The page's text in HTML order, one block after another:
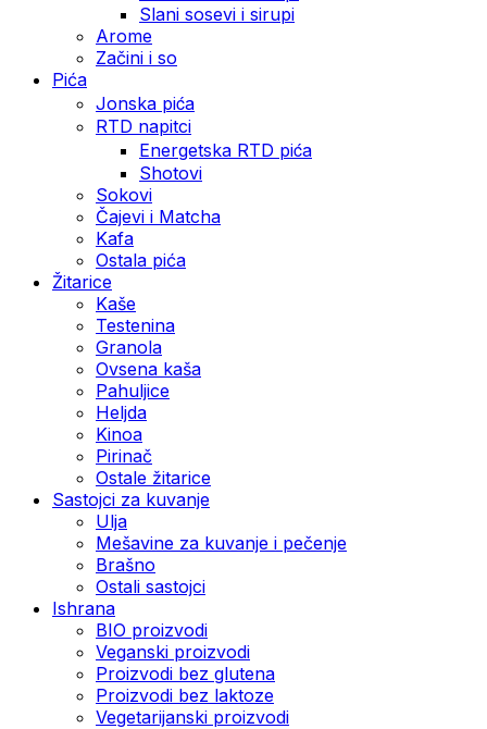
Slani sosevi i sirupi
Arome
Začini i so
Pića
Jonska pića
RTD napitci
Energetska RTD pića
Shotovi
Sokovi
Čajevi i Matcha
Kafa
Ostala pića
Žitarice
Kaše
Testenina
Granola
Ovsena kaša
Pahuljice
Heljda
Kinoa
Pirinač
Ostale žitarice
Sastojci za kuvanje
Ulja
Mešavine za kuvanje i pečenje
Brašno
Ostali sastojci
Ishrana
BIO proizvodi
Veganski proizvodi
Proizvodi bez glutena
Proizvodi bez laktoze
Vegetarijanski proizvodi